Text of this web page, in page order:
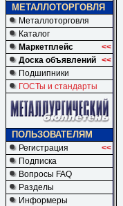
МЕТАЛЛОТОРГОВЛЯ
Металлоторговля
Каталог
Маркетплейс
<<
Доска объявлений <<
Подшипники
ГОСТы и стандарты
ПОЛЬЗОВАТЕЛЯМ
Регистрация
<<
Подписка
Вопросы FAQ
Разделы
Информеры